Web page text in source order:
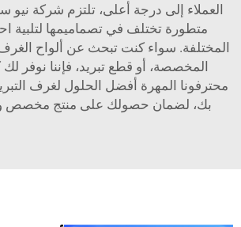
إلى درجة أعلى، تلتزم شركة نيو ستار بتقديم
تختلف في تصماميمها لتلبية احتياجات
سواء كنت تبحث عن ألواح الغرف الباردة، أو
أو قطع تبريد، فإننا نوفر لك كل شيء.
المهرة أفضل الحلول لغرف التبريد
حصولك على منتج مخصص وفقًا